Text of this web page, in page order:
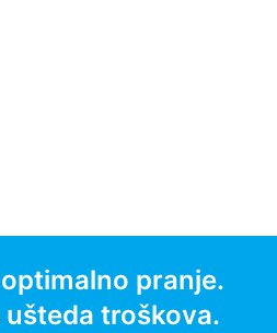
pranje.
troškova.